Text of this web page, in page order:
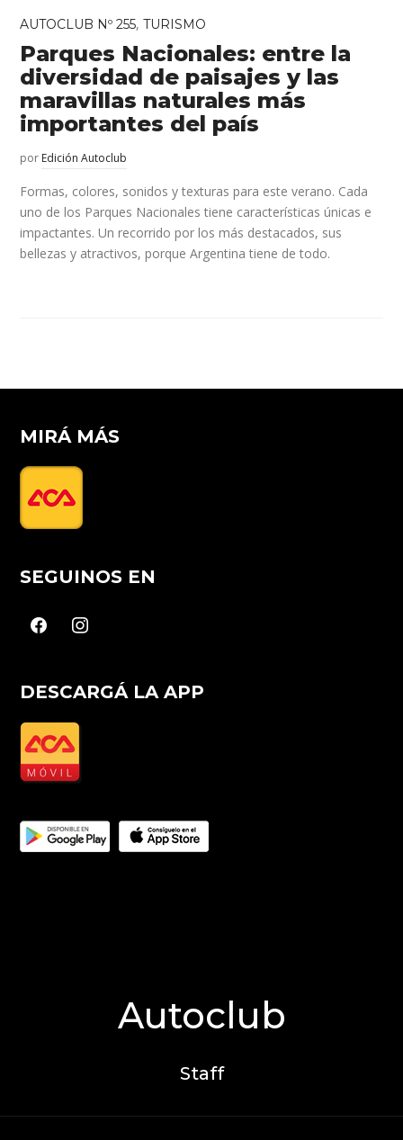
AUTOCLUB Nº 255,TURISMO
Parques Nacionales: entre la
diversidad de paisajes y las
maravillas naturales más
importantes del país
por Edición Autoclub
Formas, colores, sonidos y texturas para este verano. Cada
uno de los Parques Nacionales tiene características únicas e
impactantes. Un recorrido por los más destacados, sus
bellezas y atractivos, porque Argentina tiene de todo.
MIRÁ MÁS
SEGUINOS EN
facebookinstagram
DESCARGÁ LA APP
Autoclub
Staff